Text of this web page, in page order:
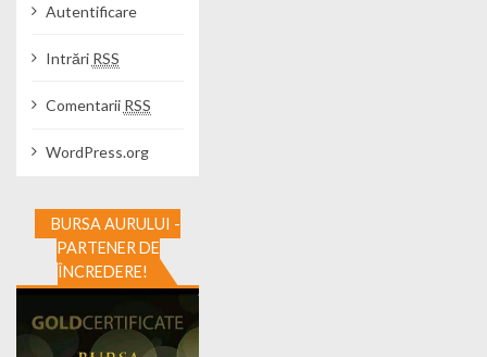
Autentificare
Intrări RSS
Comentarii RSS
WordPress.org
BURSA AURULUI -
PARTENER DE
ÎNCREDERE!